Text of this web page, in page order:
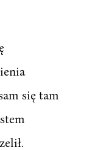
się tam